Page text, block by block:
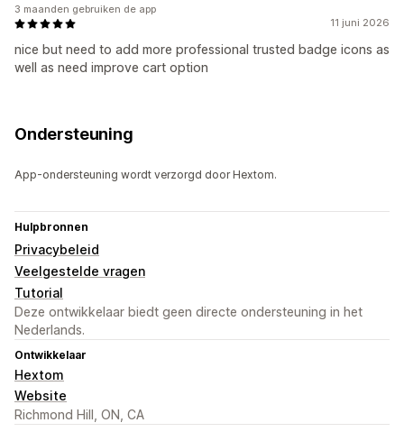
11 juni 2026
nice but need to add more professional trusted badge icons as
well as need improve cart option
3 maanden gebruiken de app
Ondersteuning
App-ondersteuning wordt verzorgd door Hextom.
Hulpbronnen
Privacybeleid
Veelgestelde vragen
Tutorial
Deze ontwikkelaar biedt geen directe ondersteuning in het
Nederlands.
Ontwikkelaar
Hextom
Website
Richmond Hill, ON, CA